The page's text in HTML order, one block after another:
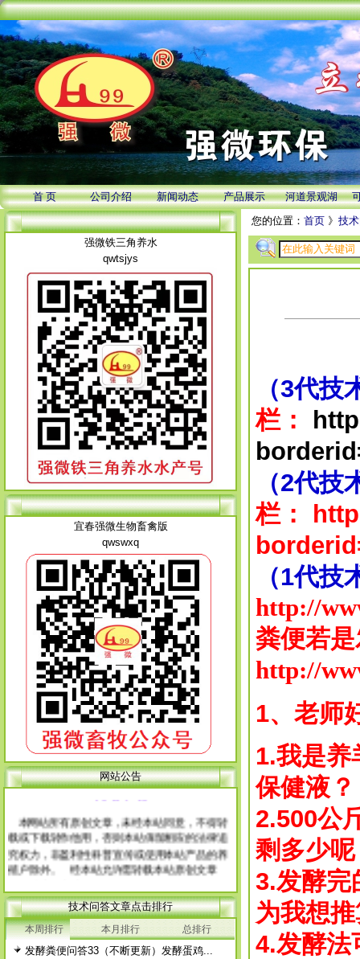
首 页 公司介绍 新闻动态 产品展示 河道景观湖
强微铁三角养水
qwtsjys
宜春强微生物畜禽版
qwswxq
网站公告
网 站 申 明
载或下载转作他用，否则本站保留相应的法律追
究权力，非盈利性科普宣传或使用本站产品的养
殖户除外。 经本站允许需转载本站原创文章
的，请注明出处。
每篇文章下面的网友评论只显示5条，要想看全
部评论，请点击网友评论框右上角的“更多”
徨耧豚蝽-桎梓羼觇?觐眈箅圉梃
徨耧豚蝽-桎梓羼觇?觐眈箅圉梃
技术问答文章点击排行
本周排行 本月排行 总排行
发酵粪便问答33（不断更新）发酵蛋鸡...
您的位置： 首页 》 技
（3代技
栏：
（2代技
栏：
（1代技
http://
粪便若
http://
1、老师
1.我是养
保健液？
2.500公
剩多少
3.发酵完
为我想
4.发酵法